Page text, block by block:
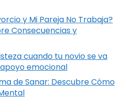
y Mi Pareja No Trabaja?
Consecuencias y
cuando tu novio se va
emocional
de Sanar: Descubre Cómo